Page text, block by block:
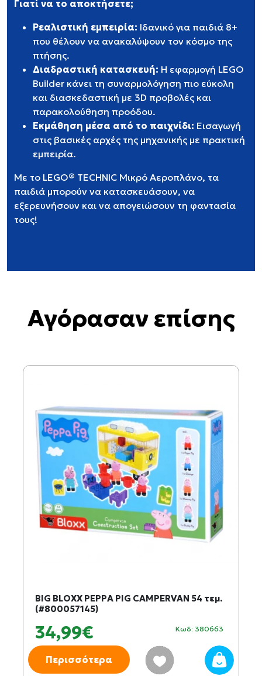
Γιατί να το αποκτήσετε;
Ρεαλιστική εμπειρία: Ιδανικό για παιδιά 8+
που θέλουν να ανακαλύψουν τον κόσμο της
πτήσης.
Διαδραστική κατασκευή: Η εφαρμογή LEGO
Builder κάνει τη συναρμολόγηση πιο εύκολη
και διασκεδαστική με 3D προβολές και
παρακολούθηση προόδου.
Εκμάθηση μέσα από το παιχνίδι: Εισαγωγή
στις βασικές αρχές της μηχανικής με πρακτική
εμπειρία.
Με το LEGO® TECHNIC Μικρό Αεροπλάνο, τα
παιδιά μπορούν να κατασκευάσουν, να
εξερευνήσουν και να απογειώσουν τη φαντασία
τους!
Αγόρασαν επίσης
BIG BLOXX PEPPA PIG CAMPERVAN 54 τεμ.
(#800057145)
34,99€ Κωδ: 380663
Περισσότερα